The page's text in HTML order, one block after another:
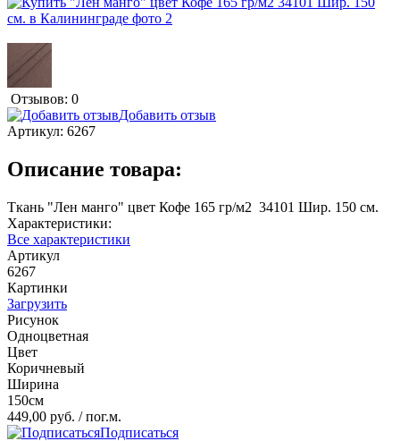
Отзывов: 0
Добавить отзыв
Артикул: 6267
Описание товара:
Ткань "Лен манго" цвет Кофе 165 гр/м2 34101 Шир. 150 см.
Характеристики:
Все характеристики
Артикул
6267
Картинки
Загрузить
Рисунок
Одноцветная
Цвет
Коричневый
Ширина
150см
449,00 руб. / пог.м.
Подписаться